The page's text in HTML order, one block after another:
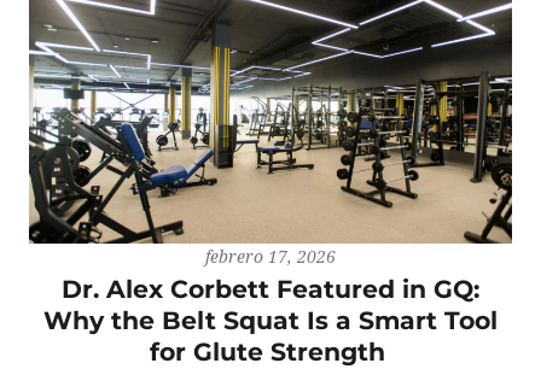
febrero 17, 2026
Dr. Alex Corbett Featured in GQ:
Why the Belt Squat Is a Smart Tool
for Glute Strength